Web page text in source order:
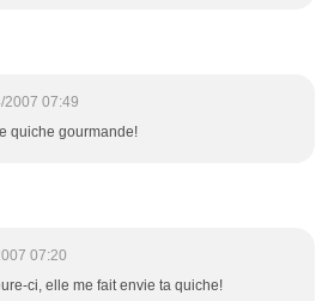
2007 07:49
quiche gourmande!
07:20
ci, elle me fait envie ta quiche!